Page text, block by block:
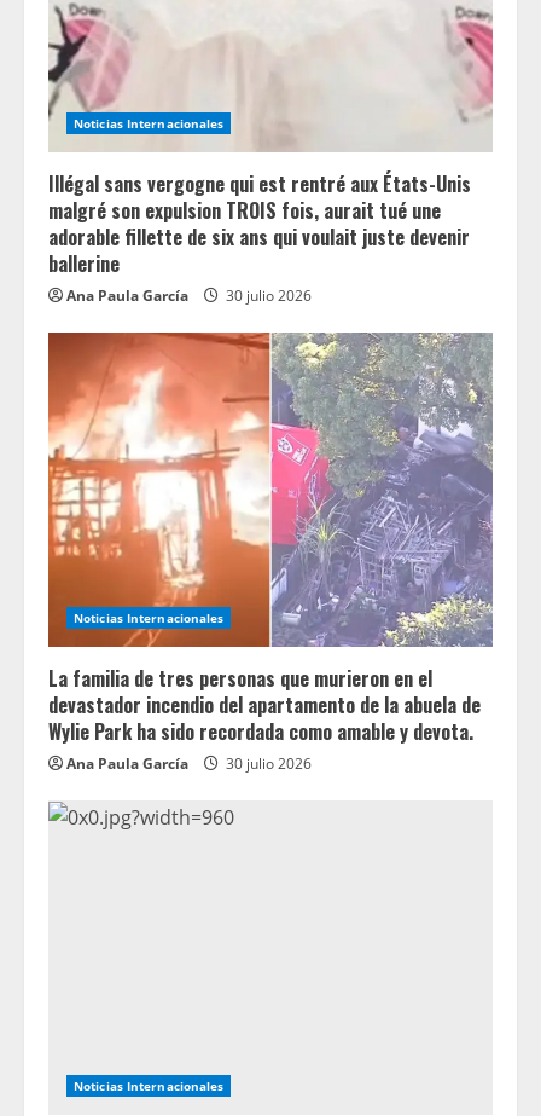
d
i
n
g
Noticias Internacionales
Illégal sans vergogne qui est rentré aux États-Unis
malgré son expulsion TROIS fois, aurait tué une
adorable fillette de six ans qui voulait juste devenir
ballerine
Ana Paula García 30 julio 2026
Noticias Internacionales
La familia de tres personas que murieron en el
devastador incendio del apartamento de la abuela de
Wylie Park ha sido recordada como amable y devota.
Ana Paula García 30 julio 2026
Noticias Internacionales